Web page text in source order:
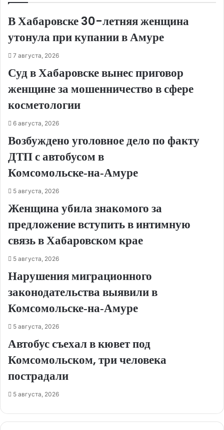
В Хабаровске 30-летняя женщина
утонула при купании в Амуре
7 августа, 2026
Суд в Хабаровске вынес приговор
женщине за мошенничество в сфере
косметологии
6 августа, 2026
Возбуждено уголовное дело по факту
ДТП с автобусом в
Комсомольске‑на‑Амуре
5 августа, 2026
Женщина убила знакомого за
предложение вступить в интимную
связь в Хабаровском крае
5 августа, 2026
Нарушения миграционного
законодательства выявили в
Комсомольске‑на‑Амуре
5 августа, 2026
Автобус съехал в кювет под
Комсомольском, три человека
пострадали
5 августа, 2026